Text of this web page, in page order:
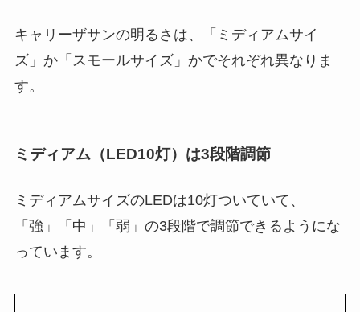
キャリーザサンの明るさは、「ミディアムサイ
ズ」か「スモールサイズ」かでそれぞれ異なりま
す。
ミディアム（LED10灯）は3段階調節
ミディアムサイズのLEDは10灯ついていて、
「強」「中」「弱」の3段階で調節できるようにな
っています。